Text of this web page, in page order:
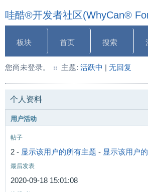
哇酷®开发者社区(WhyCan®
板块 首页 搜索
您尚未登录。 主题: 活跃中 | 无回复
个人资料
用户活动
帖子
2 - 显示该用户的所有主题 - 显示该用户
最后发表
2020-09-18 15:01:08